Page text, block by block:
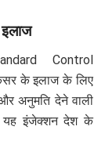
Control
के इलाज के लिए
अनुमति देने वाली
यह इंजेक्शन देश के